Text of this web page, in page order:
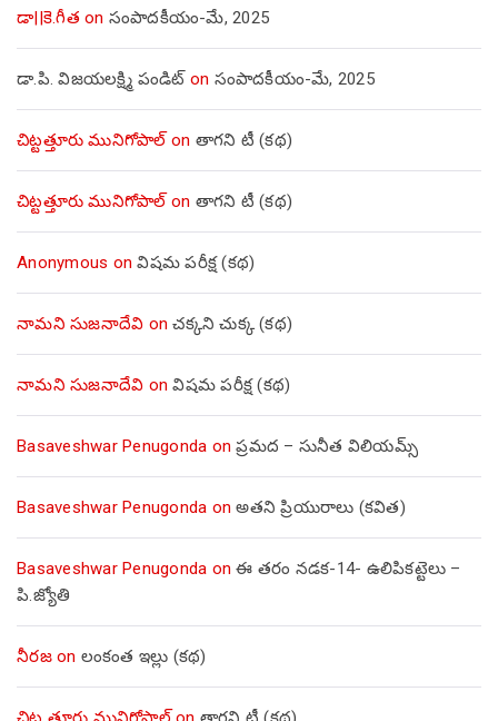
డా||కె.గీత on సంపాదకీయం-మే, 2025
డా.పి. విజయలక్ష్మి పండిట్ on సంపాదకీయం-మే, 2025
చిట్టత్తూరు మునిగోపాల్on తాగని టీ (కథ)
చిట్టత్తూరు మునిగోపాల్on తాగని టీ (కథ)
Anonymous onవిషమ పరీక్ష (క‌థ‌)
నామని సుజనాదేవి onచక్కని చుక్క (కథ)
నామని సుజనాదేవి onవిషమ పరీక్ష (క‌థ‌)
Basaveshwar Penugonda onప్రమద – సునీత విలియమ్స్
Basaveshwar Penugonda onఅతని ప్రియురాలు (కవిత)
Basaveshwar Penugonda onఈ తరం నడక-14- ఉలిపికట్టెలు –
పి.జ్యోతి
నీరజon లంకంత ఇల్లు (కథ)